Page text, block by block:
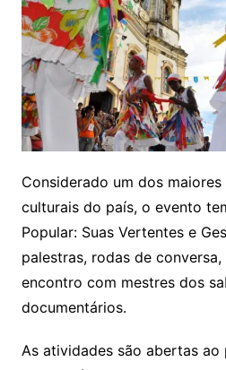
Considerado um dos
culturais do país, o evento
Popular: Suas Vertentes e
palestras, rodas de
encontro com mestres dos
documentários.
As atividades são abertas